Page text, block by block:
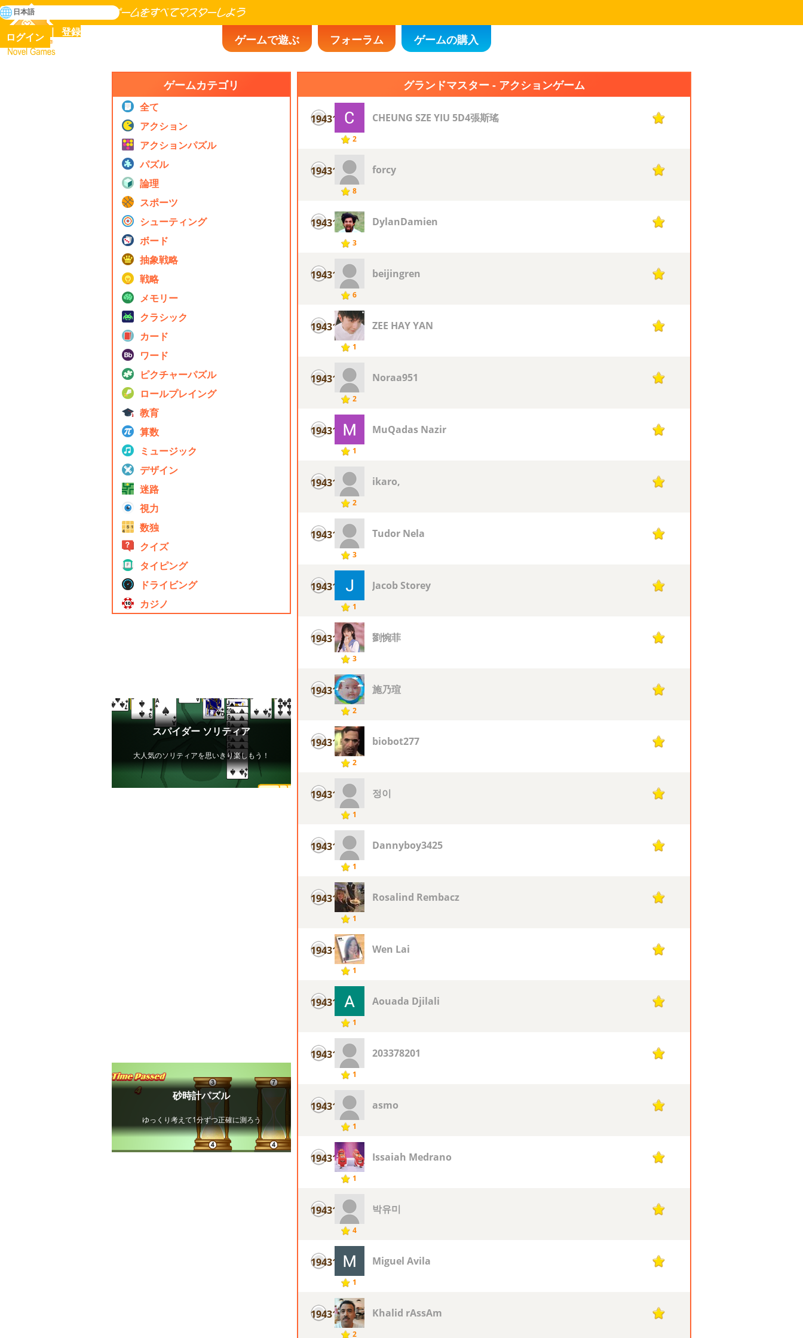
Novel Games
人類の歴史に存在するゲームをすべてマスターしよう
検
索
ゲームで遊ぶ フォーラム ゲームの購入
ログイン 登録
日本語
ゲームカテゴリ
全て
アクション
アクションパズル
パズル
論理
スポーツ
シューティング
ボード
抽象戦略
戦略
メモリー
クラシック
カード
ワード
ピクチャーパズル
ロールプレイング
教育
算数
ミュージック
デザイン
迷路
視力
数独
クイズ
タイピング
ドライビング
カジノ
グランドマスター - アクションゲーム
19431
2
CHEUNG SZE YIU 5D4張斯瑤 1
19431
8
forcy 1
19431
3
DylanDamien 1
19431
6
beijingren 1
19431
1
ZEE HAY YAN 1
19431
2
Noraa951 1
19431
1
MuQadas Nazir 1
19431
2
ikaro, 1
19431
3
Tudor Nela 1
19431
1
Jacob Storey 1
19431
3
劉惋菲 1
19431
2
施乃瑄 1
19431
2
biobot277 1
19431
1
정이 1
19431
1
Dannyboy3425 1
19431
1
Rosalind Rembacz 1
19431
1
Wen Lai 1
19431
1
Aouada Djilali 1
19431
1
203378201 1
19431
1
asmo 1
19431
1
Issaiah Medrano 1
19431
4
박유미 1
19431
1
Miguel Avila 1
19431
2
Khalid rAssAm 1